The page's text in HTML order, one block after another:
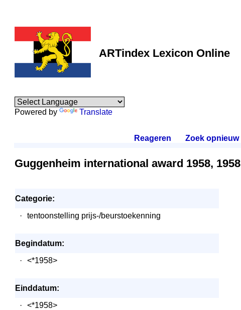
ARTindex Lexicon Online
Powered by Translate
Reageren Zoek opnieuw.
Guggenheim international award 1958, 1958
Categorie:
·
tentoonstelling prijs-/beurstoekenning
Begindatum:
·
<*1958>
Einddatum:
·
<*1958>